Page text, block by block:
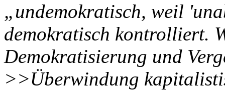
„undemokratisch, weil
demokratisch kontrolliert.
Demokratisierung und
>>Überwindung